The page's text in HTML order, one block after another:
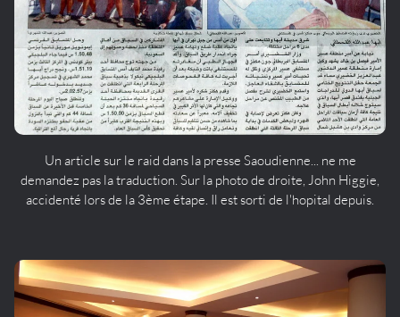
Un article sur le raid dans la presse Saoudienne... ne me
demandez pas la traduction. Sur la photo de droite, John Higgie,
accidenté lors de la 3ème étape. Il est sorti de l'hopital depuis.